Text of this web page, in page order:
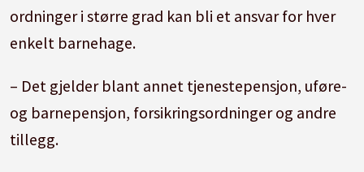
ordninger i større grad kan bli et ansvar for hver
enkelt barnehage.
– Det gjelder blant annet tjenestepensjon, uføre-
og barnepensjon, forsikringsordninger og andre
tillegg.